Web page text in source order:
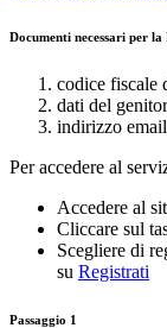
Documenti necessari per la
codice fiscale
dati del
indirizzo email
Per accedere al
Accedere al
Cliccare sul
Scegliere di
su Registrati
Passaggio 1